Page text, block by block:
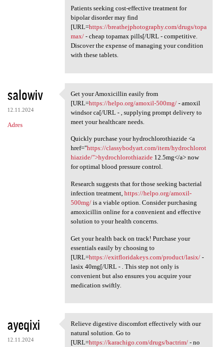
Patients seeking cost-effective treatment for
bipolar disorder may find
[URL=https://breathejphotography.com/drugs/topa
max/- cheap topamax pills[/URL - competitive.
Discover the expense of managing your condition
with these tablets.
salowiv
12.11.2024
Adres
Get your Amoxicillin easily
Get your Amoxicillin easily from
[URL=https://helpo.org/amoxil-500mg/- amoxil
windsor ca[/URL - , supplying prompt delivery to
meet your healthcare needs.
Quickly purchase your hydrochlorothiazide <a
href="https://classybodyart.com/item/hydrochlorot
hiazide/">hydrochlorothiazide12.5mg</a> now
for optimal blood pressure control.
Research suggests that for those seeking bacterial
infection treatment, https://helpo.org/amoxil-
500mg/is a viable option. Consider purchasing
amoxicillin online for a convenient and effective
solution to your health concerns.
Get your health back on track! Purchase your
essentials easily by choosing to
[URL=https://exitfloridakeys.com/product/lasix/-
lasix 40mg[/URL - . This step not only is
convenient but also ensures you acquire your
medication swiftly.
ayeqixi
12.11.2024
Relieve digestive discomfort
Relieve digestive discomfort effectively with our
natural solution. Go to
[URL=https://karachigo.com/drugs/bactrim/- no